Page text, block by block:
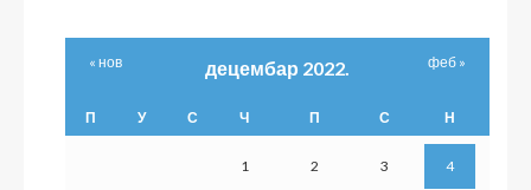
децембар 2022.
П У С Ч П С Н
1 2 3 4
« нов феб »